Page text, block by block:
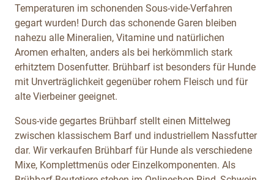
Temperaturen im schonenden Sous-vide-Verfahren
gegart wurden! Durch das schonende Garen bleiben
nahezu alle Mineralien, Vitamine und natürlichen
Aromen erhalten, anders als bei herkömmlich stark
erhitztem Dosenfutter. Brühbarf ist besonders für Hunde
mit Unverträglichkeit gegenüber rohem Fleisch und für
alte Vierbeiner geeignet.
Sous-vide gegartes Brühbarf stellt einen Mittelweg
zwischen klassischem Barf und industriellem Nassfutter
dar. Wir verkaufen Brühbarf für Hunde als verschiedene
Mixe, Komplettmenüs oder Einzelkomponenten. Als